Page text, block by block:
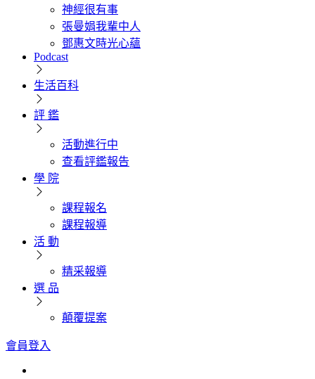
神經很有事
張曼娟我輩中人
鄧惠文時光心蘊
Podcast
生活百科
評 鑑
活動進行中
查看評鑑報告
學 院
課程報名
課程報導
活 動
精采報導
選 品
顛覆提案
會員登入